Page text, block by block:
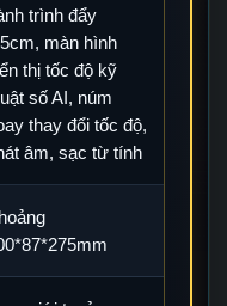
trình đẩy
màn hình
thị tốc độ kỹ
số AI, núm
thay đổi tốc độ,
âm, sạc từ tính